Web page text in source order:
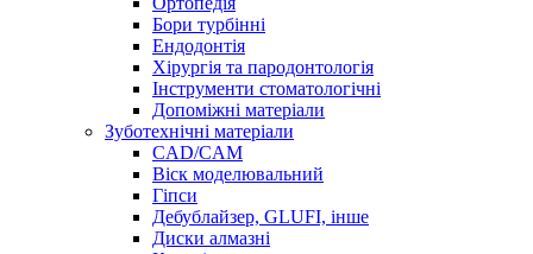
Бори турбінні
Ендодонтія
Хірургія та пародонтологія
Інструменти стоматологічні
Допоміжні матеріали
Зуботехнічні матеріали
CAD/CAM
Віск моделювальний
Гіпси
Дебублайзер, GLUFI, інше
Диски алмазні